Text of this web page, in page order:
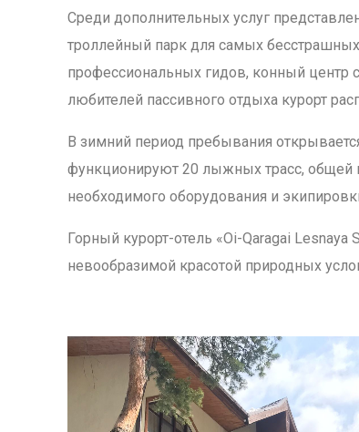
Среди дополнительных услуг
троллейный парк для самых
профессиональных гидов, конный центр
любителей пассивного отдыха курорт
В зимний период пребывания
функционируют 20 лыжных трасс, общей
необходимого оборудования и
Горный курорт-отель «Oi-Qaragai Lesnaya
невообразимой красотой природных